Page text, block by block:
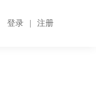
登录 | 注册